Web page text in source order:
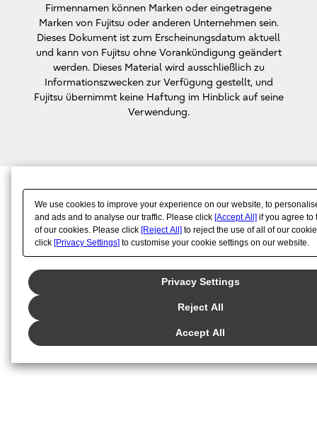
Firmennamen können Marken oder eingetragene
Marken von Fujitsu oder anderen Unternehmen sein.
Dieses Dokument ist zum Erscheinungsdatum aktuell
und kann von Fujitsu ohne Vorankündigung geändert
werden. Dieses Material wird ausschließlich zu
Informationszwecken zur Verfügung gestellt, und
Fujitsu übernimmt keine Haftung im Hinblick auf seine
Verwendung.
We use cookies to improve your experience on our website, to
and ads and to analyse our traffic. Please click [Accept All] if you agree to
of our cookies. Please click [Reject All] to reject the use of all of our
click [Privacy Settings] to customise your cookie settings on our website.
Global Privacy Policy
Privacy Settings
Reject All
Accept All